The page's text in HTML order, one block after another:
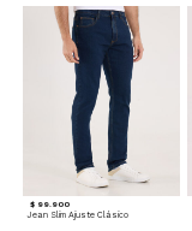
$ 99.900
Jean Slim Ajuste Clásico